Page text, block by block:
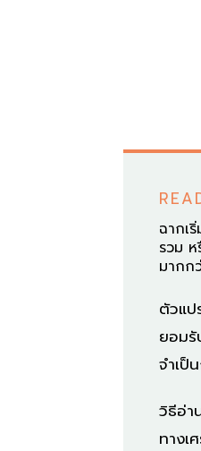
ฉากเ
รวม
มากก
ตัวแป
ยอมรั
จำเป็
วิธีอ่า
ทางเ